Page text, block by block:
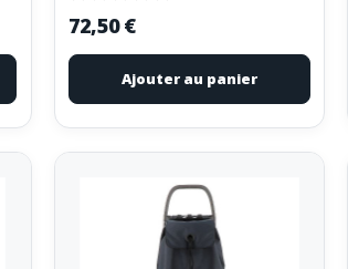
72,50 €
Ajouter au panier